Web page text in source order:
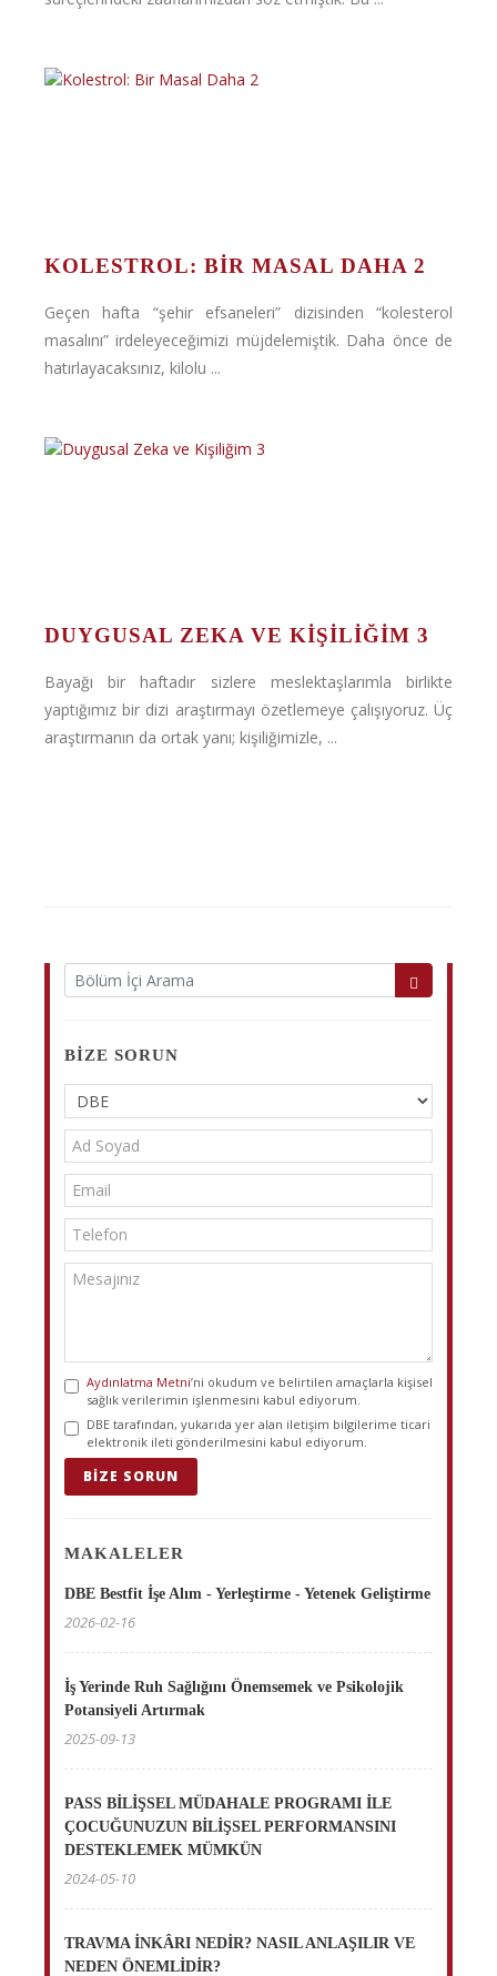
KOLESTROL: BIR MASAL DAHA 2
Geçen hafta “şehir efsaneleri” dizisinden “kolesterol
masalını” irdeleyeceğimizi müjdelemiştik. Daha önce de
hatırlayacaksınız, kilolu ...
DUYGUSAL ZEKA VE KIŞILIĞIM 3
Bayağı bir haftadır sizlere meslektaşlarımla birlikte
yaptığımız bir dizi araştırmayı özetlemeye çalışıyoruz. Üç
araştırmanın da ortak yanı; kişiliğimizle, ...
BIZE SORUN
Aydınlatma Metni’ni okudum ve belirtilen amaçlarla kişisel
sağlık verilerimin işlenmesini kabul ediyorum.
DBE tarafından, yukarıda yer alan iletişim bilgilerime ticari
elektronik ileti gönderilmesini kabul ediyorum.
BIZE SORUN
MAKALELER
DBE Bestfit İşe Alım - Yerleştirme - Yetenek Geliştirme
2026-02-16
İş Yerinde Ruh Sağlığını Önemsemek ve Psikolojik
Potansiyeli Artırmak
2025-09-13
PASS BİLİŞSEL MÜDAHALE PROGRAMI İLE
ÇOCUĞUNUZUN BİLİŞSEL PERFORMANSINI
DESTEKLEMEK MÜMKÜN
2024-05-10
TRAVMA İNKÂRI NEDİR? NASIL ANLAŞILIR VE
NEDEN ÖNEMLİDİR?